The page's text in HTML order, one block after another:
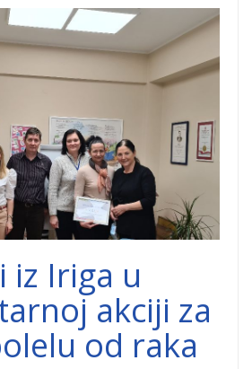
iz Iriga u
akciji za
od raka